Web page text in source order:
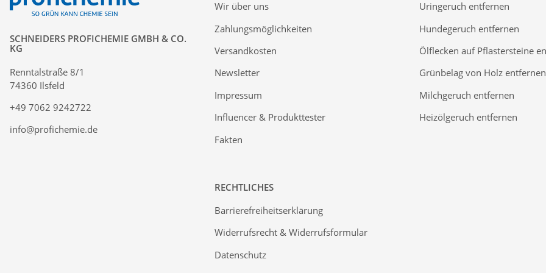
SCHNEIDERS PROFICHEMIE GMBH & CO.
KG
Renntalstraße 8/1
74360 Ilsfeld
+49 7062 9242722
info@profichemie.de
Wir über uns
Zahlungsmöglichkeiten
Versandkosten
Newsletter
Impressum
Influencer & Produkttester
Fakten
RECHTLICHES
Barrierefreiheitserklärung
Widerrufsrecht & Widerrufsformular
Datenschutz
Uringeruch entfernen
Hundegeruch entfernen
Ölflecken auf Pflastersteine
Grünbelag von Holz entfernen
Milchgeruch entfernen
Heizölgeruch entfernen